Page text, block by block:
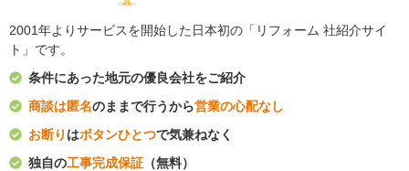
2001年よりサービスを開始した日本初の「リフォーム 社紹介サイ
ト」です。
条件にあった地元の優良会社をご紹介
商談は匿名のままで行うから営業の心配なし
お断り はボタンひとつで気兼ねなく
独自の工事完成保証 （無料）